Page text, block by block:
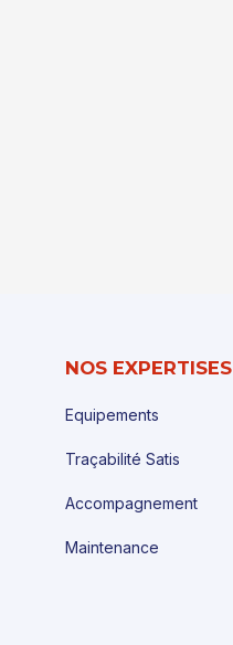
NOS EXPERTISES
Equipements
Traçabilité Satis
Accompagnement
Maintenance